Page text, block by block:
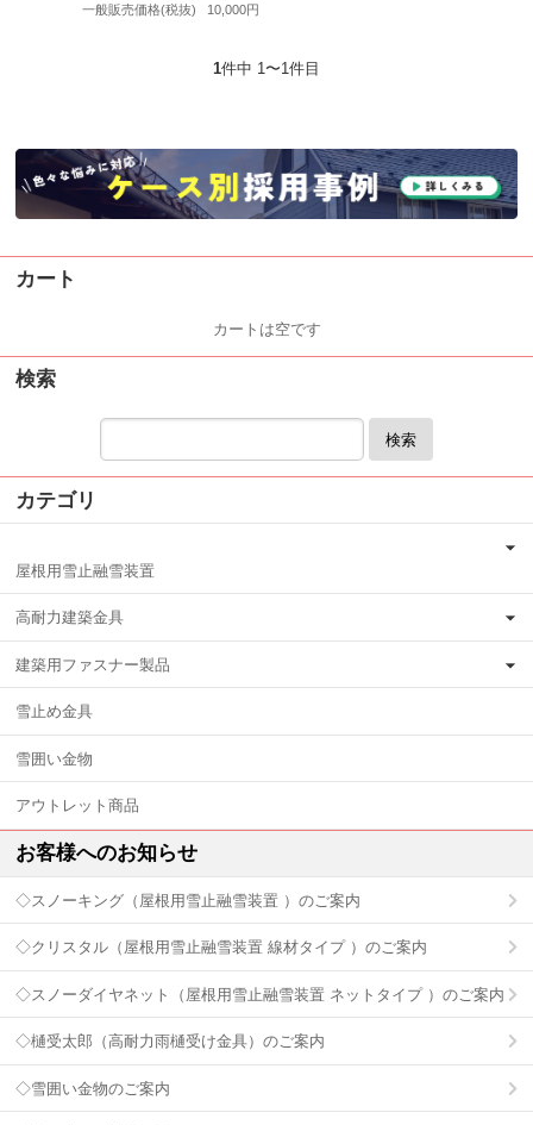
一般販売価格(税抜)
10,000円
1件中 1〜1件目
カート
カートは空です
検索
検索
カテゴリ
屋根用雪止融雪装置
高耐力建築金具
建築用ファスナー製品
雪止め金具
雪囲い金物
アウトレット商品
お客様へのお知らせ
◇スノーキング（屋根用雪止融雪装置 ）のご案内
◇クリスタル（屋根用雪止融雪装置 線材タイプ ）のご案内
◇スノーダイヤネット（屋根用雪止融雪装置 ネットタイプ ）のご案内
◇樋受太郎（高耐力雨樋受け金具）のご案内
◇雪囲い金物のご案内